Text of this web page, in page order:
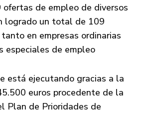
de empleo de diversos
logrado un total de 109
en empresas ordinarias
especiales de empleo
está ejecutando gracias a la
euros procedente de la
Plan de Prioridades de